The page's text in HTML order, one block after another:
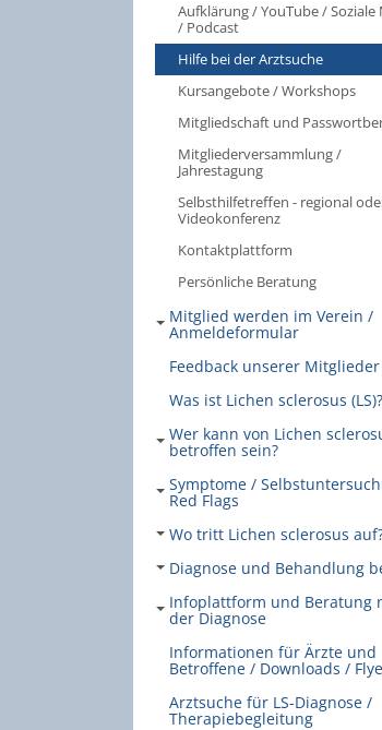
Aufklärung / YouTube / Soziale
/ Podcast
Hilfe bei der Arztsuche
Kursangebote / Workshops
Mitgliedschaft und
Mitgliederversammlung /
Jahrestagung
Selbsthilfetreffen - regional
Videokonferenz
Kontaktplattform
Persönliche Beratung
Mitglied werden im Verein /
Anmeldeformular
Feedback unserer Mitglieder
Was ist Lichen sclerosus (LS)?
Wer kann von Lichen
betroffen sein?
Symptome /
Red Flags
Wo tritt Lichen sclerosus
Diagnose und Behandlung
Infoplattform und Beratung
der Diagnose
Informationen für Ärzte und
Betroffene / Downloads /
Arztsuche für LS-Diagnose /
Therapiebegleitung